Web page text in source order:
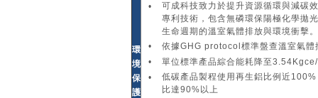
環
境
保
護
•
可成科技致力於提升資源循環與減碳
專利技術，包含無磷環保陽極化學拋
生命週期的溫室氣體排放與環境衝擊。
•
依據GHG protocol標準盤查溫室氣
•
單位標準產品綜合能耗降至
•
低碳產品製程使用再生鋁比例近
比達90%以上